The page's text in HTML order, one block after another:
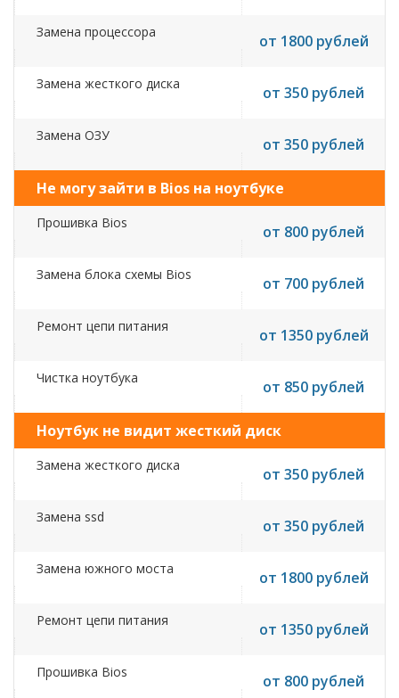
Замена процессора от 1800 рублей
Замена жесткого диска от 350 рублей
Замена ОЗУ от 350 рублей
Не могу зайти в Bios на ноутбуке
Прошивка Bios от 800 рублей
Замена блока схемы Bios от 700 рублей
Ремонт цепи питания от 1350 рублей
Чистка ноутбука от 850 рублей
Ноутбук не видит жесткий диск
Замена жесткого диска от 350 рублей
Замена ssd от 350 рублей
Замена южного моста от 1800 рублей
Ремонт цепи питания от 1350 рублей
Прошивка Bios от 800 рублей